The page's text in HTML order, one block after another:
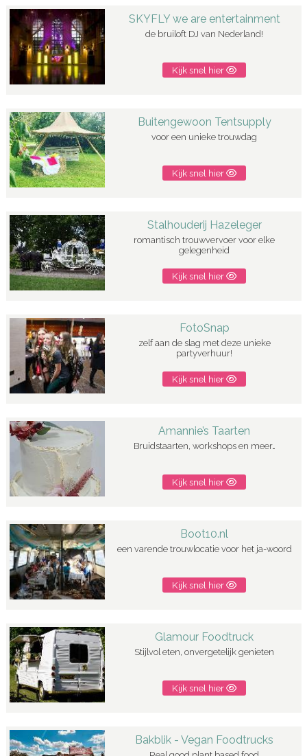
SKYFLY we are entertainment
de bruiloft DJ van Nederland!
Kijk snel hier
Buitengewoon Tentsupply
voor een unieke trouwdag
Kijk snel hier
Stalhouderij Hazeleger
romantisch trouwvervoer voor elke
gelegenheid
Kijk snel hier
FotoSnap
zelf aan de slag met deze unieke
partyverhuur!
Kijk snel hier
Amannie’s Taarten
Bruidstaarten, workshops en meer…
Kijk snel hier
Boot10.nl
een varende trouwlocatie voor het ja-woord
Kijk snel hier
Glamour Foodtruck
Stijlvol eten, onvergetelijk genieten
Kijk snel hier
Bakblik - Vegan Foodtrucks